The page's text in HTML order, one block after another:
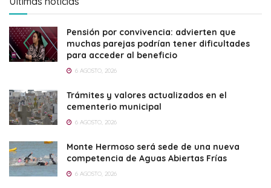
Pensión por convivencia: advierten que
muchas parejas podrían tener dificultades
para acceder al beneficio
6 AGOSTO, 2026
Trámites y valores actualizados en el
cementerio municipal
6 AGOSTO, 2026
Monte Hermoso será sede de una nueva
competencia de Aguas Abiertas Frías
6 AGOSTO, 2026